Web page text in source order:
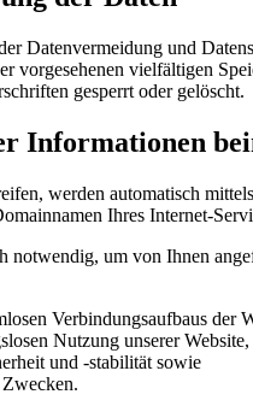
Datenvermeidung und
vorgesehenen vielfältigen
gesperrt oder gelöscht.
Informationen
werden automatisch
Ihres Internet-
notwendig, um von Ihnen
Verbindungsaufbaus der
Nutzung unserer Website,
und -stabilität sowie